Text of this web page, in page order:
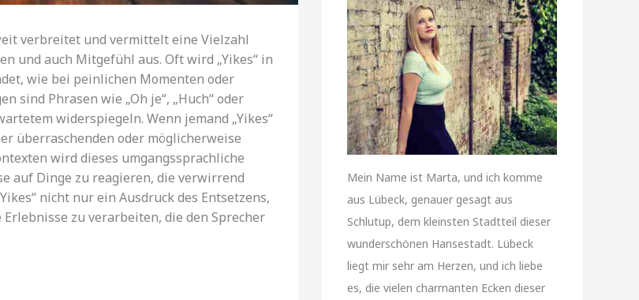
verbreitet und vermittelt eine Vielzahl
und auch Mitgefühl aus. Oft wird „Yikes“ in
wie bei peinlichen Momenten oder
sind Phrasen wie „Oh je“, „Huch“ oder
widerspiegeln. Wenn jemand „Yikes“
überraschenden oder möglicherweise
wird dieses umgangssprachliche
auf Dinge zu reagieren, die verwirrend
nicht nur ein Ausdruck des Entsetzens,
zu verarbeiten, die den Sprecher
Mein Name ist Marta, und ich komme
aus Lübeck, genauer gesagt aus
Schlutup, dem kleinsten Stadtteil dieser
wunderschönen Hansestadt. Lübeck
liegt mir sehr am Herzen, und ich liebe
es, die vielen charmanten Ecken dieser